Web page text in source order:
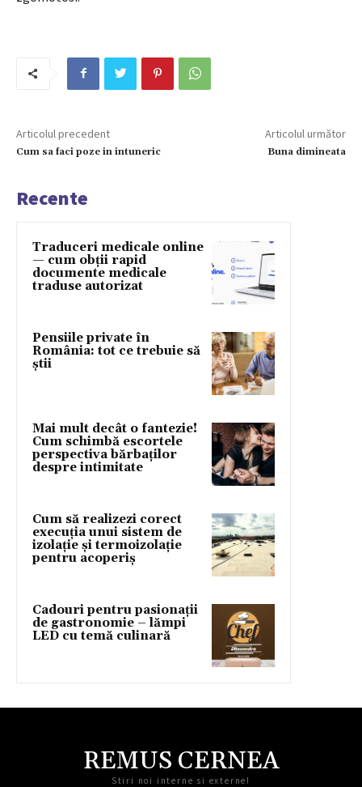
Articolul precedent
Cum sa faci poze in intuneric
Articolul următor
Buna dimineata
Recente
Traduceri medicale online
— cum obții rapid
documente medicale
traduse autorizat
Pensiile private în
România: tot ce trebuie să
știi
Mai mult decât o fantezie!
Cum schimbă escortele
perspectiva bărbaților
despre intimitate
Cum să realizezi corect
execuția unui sistem de
izolație și termoizolație
pentru acoperiș
Cadouri pentru pasionații
de gastronomie – lămpi
LED cu temă culinară
REMUS CERNEA
Stiri noi interne si externe!